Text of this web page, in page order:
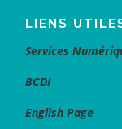
LIENS
Services
BCDI
English Page